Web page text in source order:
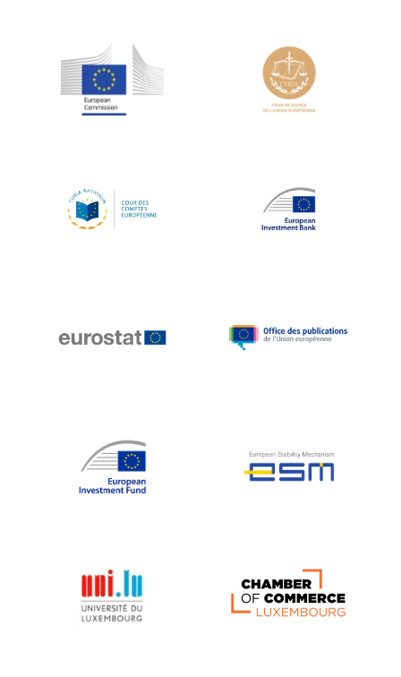
Jens Kreisel
Jeroen Dijsselbloem
Juan Manuel Fabra Vallés
Klaus Regling
Lars Heikensten
Laura Kovesi
Luc Frieden
Manolis Mavrommatis
Marc Lemaître